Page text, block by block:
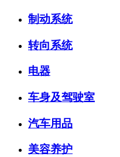
制动系统
转向系统
电器
车身及驾驶室
汽车用品
美容养护